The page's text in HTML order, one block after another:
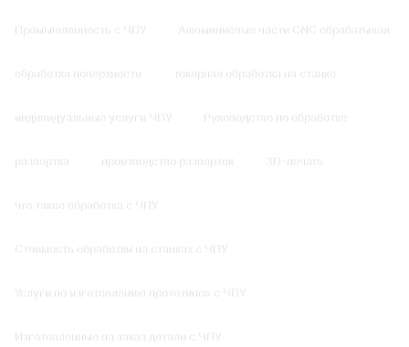
Промышленность с ЧПУ Алюминиевые части CNC обрабатывая
обработка поверхности токарная обработка на станке
индивидуальные услуги ЧПУ Руководство по обработке
развертка производство разверток 3D-печать
что такое обработка с ЧПУ
Стоимость обработки на станках с ЧПУ
Услуги по изготовлению прототипов с ЧПУ
Изготовленные на заказ детали с ЧПУ